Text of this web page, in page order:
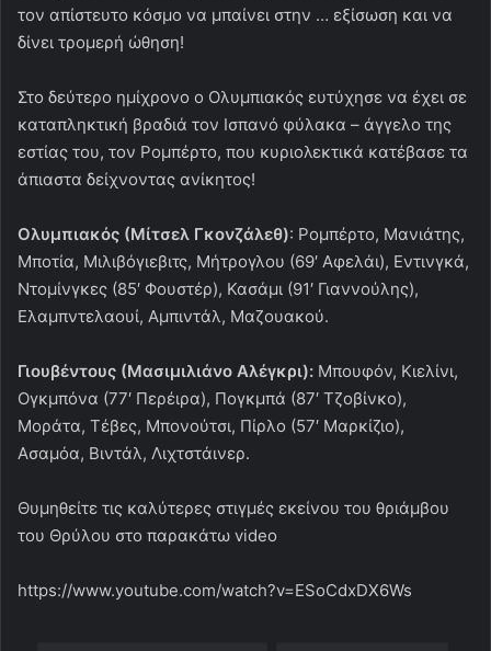
τον απίστευτο κόσμο να μπαίνει στην … εξίσωση και να
δίνει τρομερή ώθηση!
Στο δεύτερο ημίχρονο ο Ολυμπιακός ευτύχησε να έχει σε
καταπληκτική βραδιά τον Ισπανό φύλακα – άγγελο της
εστίας του, τον Ρομπέρτο, που κυριολεκτικά κατέβασε τα
άπιαστα δείχνοντας ανίκητος!
Ολυμπιακός (Μίτσελ Γκονζάλεθ): Ρομπέρτο, Μανιάτης,
Μποτία, Μιλιβόγιεβιτς, Μήτρογλου (69′ Αφελάι), Εντινγκά,
Ντομίνγκες (85′ Φουστέρ), Κασάμι (91′ Γιαννούλης),
Ελαμπντελαουί, Αμπιντάλ, Μαζουακού.
Γιουβέντους (Μασιμιλιάνο Αλέγκρι): Μπουφόν, Κιελίνι,
Ογκμπόνα (77′ Περέιρα), Πογκμπά (87′ Τζοβίνκο),
Μοράτα, Τέβες, Μπονούτσι, Πίρλο (57′ Μαρκίζιο),
Ασαμόα, Βιντάλ, Λιχτστάινερ.
Θυμηθείτε τις καλύτερες στιγμές εκείνου του θριάμβου
του Θρύλου στο παρακάτω video
https://www.youtube.com/watch?v=ESoCdxDX6Ws